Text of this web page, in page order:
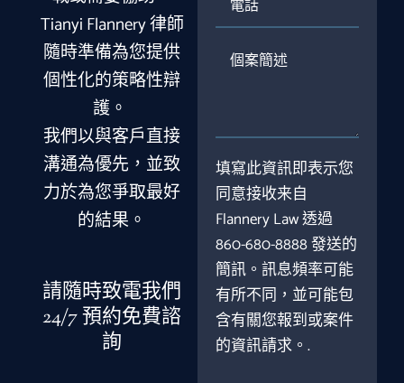
Tianyi Flannery 律師
隨時準備為您提供
個性化的策略性辯
護。
我們以與客戶直接
溝通為優先，並致
力於為您爭取最好
的結果。
請隨時致電我們
24/7 預約免費諮
詢
填寫此資訊即表示您
同意接收来自
Flannery Law 透過
860-680-8888 發送的
簡訊。訊息頻率可能
有所不同，並可能包
含有關您報到或案件
的資訊請求。.